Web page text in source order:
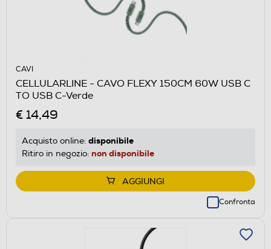
CAVI
CELLULARLINE - CAVO FLEXY 150CM 60W USB C
TO USB C-Verde
€ 14,49
Acquisto online: disponibile
Ritiro in negozio: non disponibile
AGGIUNGI
Confronta